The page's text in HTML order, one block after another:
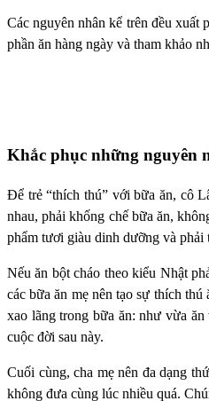
Các nguyên nhân kể trên đều xuất
phần ăn hàng ngày và tham khảo
Khắc phục những nguyên
Để trẻ “thích thú” với bữa ăn, cô
nhau, phải khống chế bữa ăn,
phẩm tươi giàu dinh dưỡng và phải
Nếu ăn bột cháo theo kiểu Nhật
các bữa ăn mẹ nên tạo sự thích
xao lãng trong bữa ăn: như vừa
cuộc đời sau này.
Cuối cùng, cha mẹ nên đa dạng
không đưa cùng lúc nhiều quá.